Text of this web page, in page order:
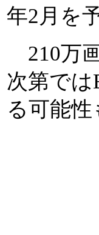
年2月を
210万
次第で
る可能